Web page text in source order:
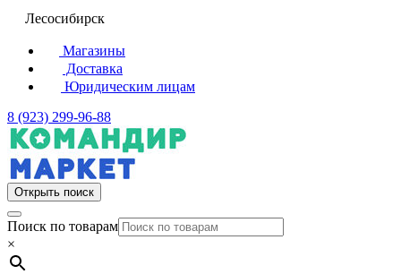
Лесосибирск
Магазины
Доставка
Юридическим лицам
8 (923) 299-96-88
Открыть поиск
Поиск по товарам
×